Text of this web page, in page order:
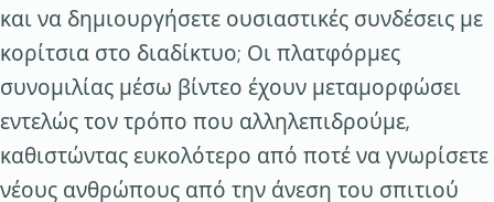
και να δημιουργήσετε ουσιαστικές συνδέσεις με
κορίτσια στο διαδίκτυο; Οι πλατφόρμες
συνομιλίας μέσω βίντεο έχουν μεταμορφώσει
εντελώς τον τρόπο που αλληλεπιδρούμε,
καθιστώντας ευκολότερο από ποτέ να γνωρίσετε
νέους ανθρώπους από την άνεση του σπιτιού